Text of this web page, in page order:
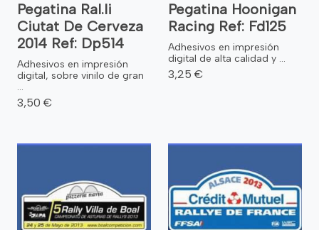
Pegatina Ral.li
Ciutat De Cerveza
2014 Ref: Dp514
Adhesivos en impresión
digital, sobre vinilo de gran
...
3,50 €
Pegatina Hoonigan
Racing Ref: Fd125
Adhesivos en impresión
digital de alta calidad y ...
3,25 €